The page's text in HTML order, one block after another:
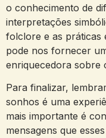
o ‌conhecimento ⁢de‍
interpretações⁣
folclore e ‌as práticas
pode nos fornecer​
enriquecedora‌ sobre‍
Para finalizar,
sonhos é uma
mais ‌importante é
mensagens que